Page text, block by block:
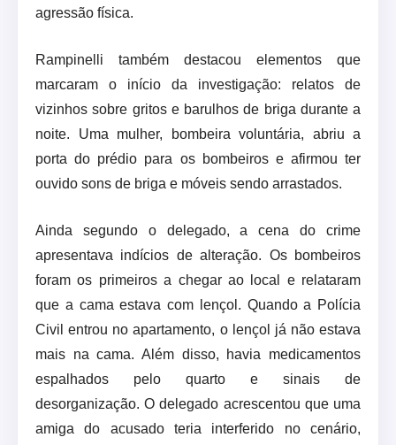
agressão física.
Rampinelli também destacou elementos que
marcaram o início da investigação: relatos de
vizinhos sobre gritos e barulhos de briga durante a
noite. Uma mulher, bombeira voluntária, abriu a
porta do prédio para os bombeiros e afirmou ter
ouvido sons de briga e móveis sendo arrastados.
Ainda segundo o delegado, a cena do crime
apresentava indícios de alteração. Os bombeiros
foram os primeiros a chegar ao local e relataram
que a cama estava com lençol. Quando a Polícia
Civil entrou no apartamento, o lençol já não estava
mais na cama. Além disso, havia medicamentos
espalhados pelo quarto e sinais de
desorganização. O delegado acrescentou que uma
amiga do acusado teria interferido no cenário,